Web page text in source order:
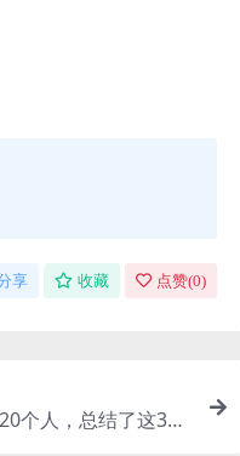
享 收藏 点赞(0)
个人，总结了这3条